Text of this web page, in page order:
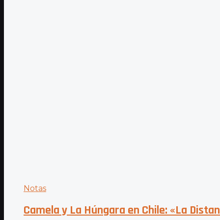
Notas
Camela y La Húngara en Chile: «La